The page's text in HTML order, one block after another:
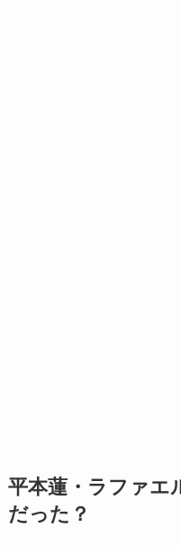
平本蓮・ラファエ
だった？